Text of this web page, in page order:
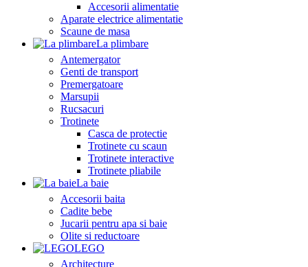
Accesorii alimentatie
Aparate electrice alimentatie
Scaune de masa
La plimbare
Antemergator
Genti de transport
Premergatoare
Marsupii
Rucsacuri
Trotinete
Casca de protectie
Trotinete cu scaun
Trotinete interactive
Trotinete pliabile
La baie
Accesorii baita
Cadite bebe
Jucarii pentru apa si baie
Olite si reductoare
LEGO
Architecture